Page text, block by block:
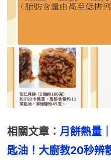
相關文章： 月餅熱量
匙油！大廚教20秒辨